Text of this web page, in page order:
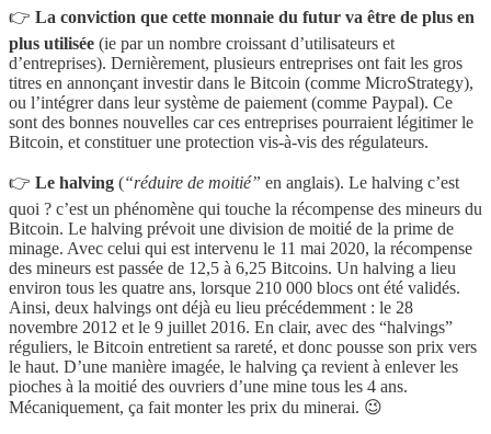
👉 La conviction que cette monnaie du futur va être de plus en
plus utilisée (ie par un nombre croissant d’utilisateurs et
d’entreprises). Dernièrement, plusieurs entreprises ont fait les gros
titres en annonçant investir dans le Bitcoin (comme MicroStrategy),
ou l’intégrer dans leur système de paiement (comme Paypal). Ce
sont des bonnes nouvelles car ces entreprises pourraient légitimer le
Bitcoin, et constituer une protection vis-à-vis des régulateurs.
👉 Le halving (“réduire de moitié” en anglais). Le halving c’est
quoi ? c’est un phénomène qui touche la récompense des mineurs du
Bitcoin. Le halving prévoit une division de moitié de la prime de
minage. Avec celui qui est intervenu le 11 mai 2020, la récompense
des mineurs est passée de 12,5 à 6,25 Bitcoins. Un halving a lieu
environ tous les quatre ans, lorsque 210 000 blocs ont été validés.
Ainsi, deux halvings ont déjà eu lieu précédemment : le 28
novembre 2012 et le 9 juillet 2016. En clair, avec des “halvings”
réguliers, le Bitcoin entretient sa rareté, et donc pousse son prix vers
le haut. D’une manière imagée, le halving ça revient à enlever les
pioches à la moitié des ouvriers d’une mine tous les 4 ans.
Mécaniquement, ça fait monter les prix du minerai. 😉